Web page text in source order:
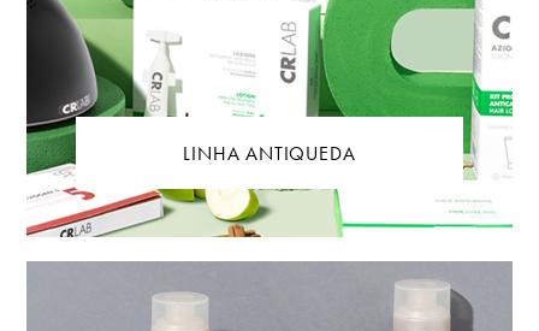
LINHA ANTIQUEDA